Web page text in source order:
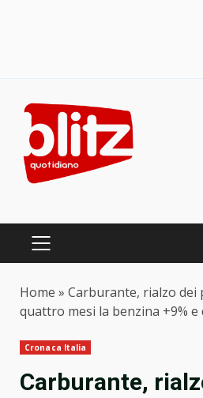
content
PRIMARY
Home » Carburante, rialzo dei
quattro mesi la benzina +9% e
Cronaca Italia
Carburante,